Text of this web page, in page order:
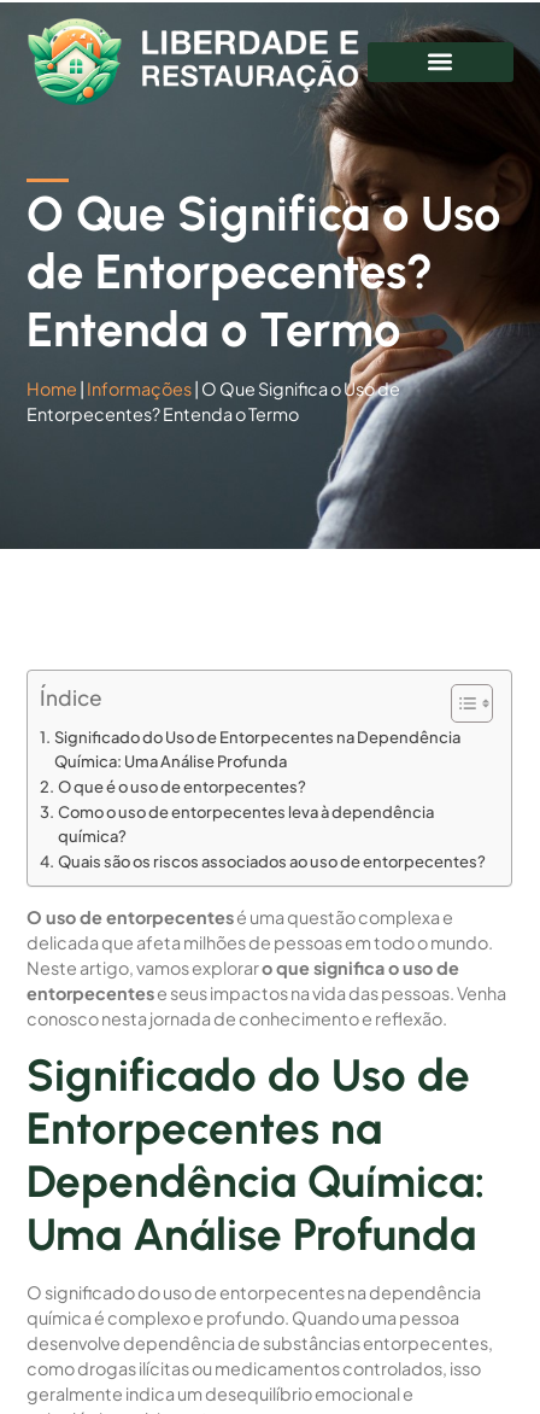
O Que Significa o Uso
de Entorpecentes?
Entenda o Termo
Home | Informações| O Que Significa o Uso de
Entorpecentes? Entenda o Termo
Índice
Significado do Uso de Entorpecentes na Dependência
Química: Uma Análise Profunda
O que é o uso de entorpecentes?
Como o uso de entorpecentes leva à dependência
química?
Quais são os riscos associados ao uso de entorpecentes?
O uso de entorpecentesé uma questão complexa e
delicada que afeta milhões de pessoas em todo o mundo.
Neste artigo, vamos exploraro que significa o uso de
entorpecentese seus impactos na vida das pessoas. Venha
conosco nesta jornada de conhecimento e reflexão.
Significado do Uso de
Entorpecentes na
Dependência Química:
Uma Análise Profunda
O significado do uso de entorpecentes na dependência
química é complexo e profundo. Quando uma pessoa
desenvolve dependência de substâncias entorpecentes,
como drogas ilícitas ou medicamentos controlados, isso
geralmente indica um desequilíbrio emocional e